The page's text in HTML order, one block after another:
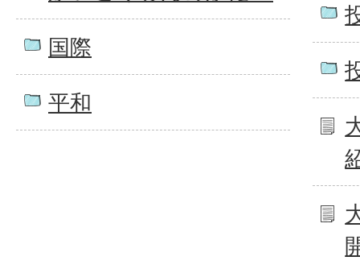
国際
平和